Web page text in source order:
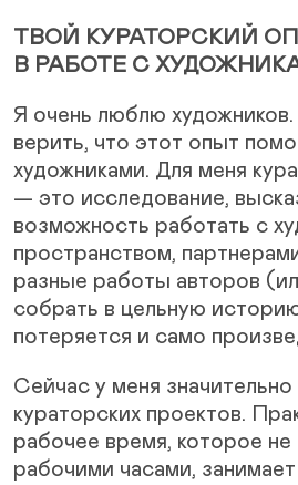
ТВОЙ КУРАТОРСКИЙ
В РАБОТЕ С
Я очень люблю
верить, что этот опыт
художниками. Для меня
— это исследование,
возможность работать с
пространством,
разные работы авторов
собрать в цельную
потеряется и само
Сейчас у меня
кураторских проектов.
рабочее время, которое не
рабочими часами,